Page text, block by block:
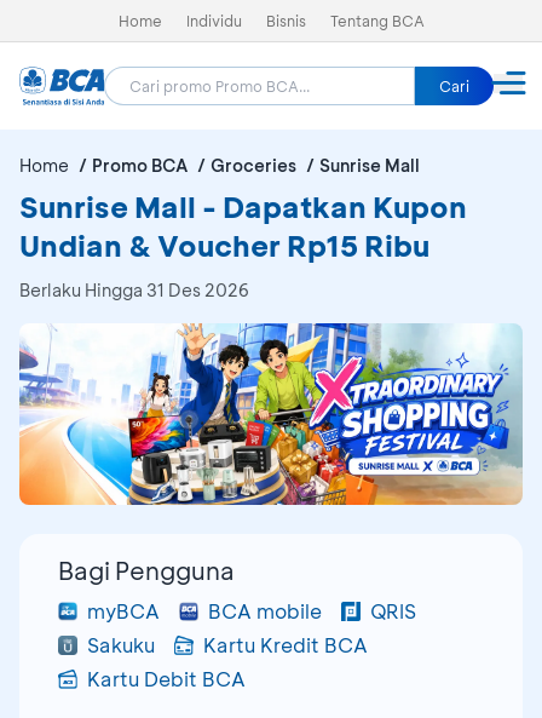
Home Individu Bisnis Tentang BCA
Cari
Home Promo BCA Groceries Sunrise Mall
Sunrise Mall - Dapatkan Kupon
Undian & Voucher Rp15 Ribu
Berlaku Hingga 31 Des 2026
Bagi Pengguna
myBCA BCA mobile
QRIS
Sakuku
Kartu Kredit BCA
Kartu Debit BCA